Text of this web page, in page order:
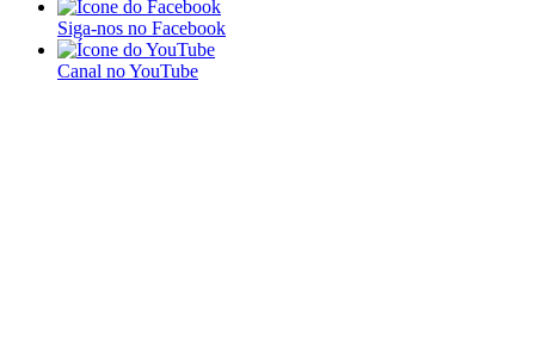
Siga-nos no Facebook
Canal no YouTube